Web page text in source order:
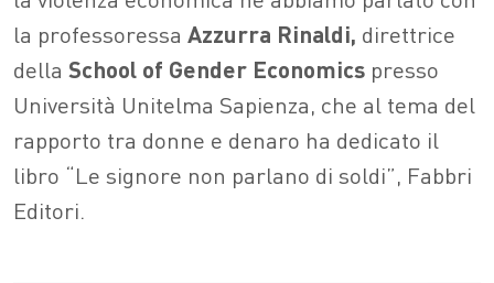
la professoressa Azzurra Rinaldi, direttrice
della School of Gender Economics presso
Università Unitelma Sapienza, che al tema del
rapporto tra donne e denaro ha dedicato il
libro “Le signore non parlano di soldi”, Fabbri
Editori.